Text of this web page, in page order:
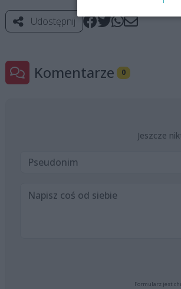
Udostępnij
Komentarze 0
Jeszcze
Formularz jest